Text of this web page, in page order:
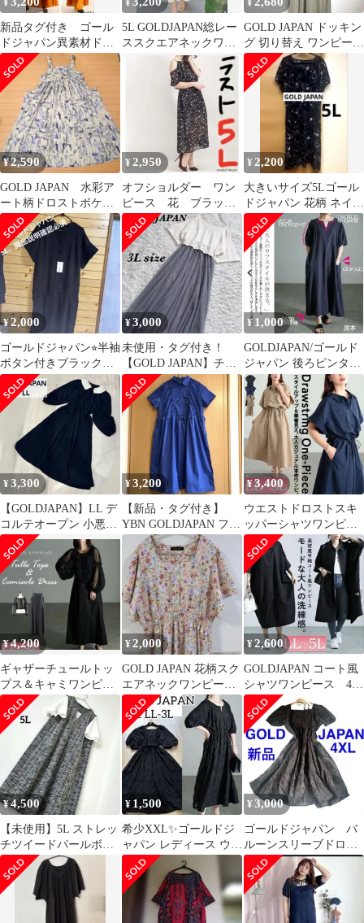
¥
新品タグ付き ゴール
ドジャパン異素材ドッ
キングワンピース
LL〜 3L
¥
5L GOLDJAPAN総レー
ススクエアネックワン
¥
GOLD JAPAN ドッキン
グ 切り替え ワンピー
ス サテン スカート
3L
¥2,590
GOLD JAPAN 水彩ア
ート柄ドロストポケッ
ト肩ギャザージャンパ
ースカート
¥2,950
オフショルダー ワン
ピース 花 ブラッ
ク 大きいサイズ レ
ディース 5L
¥ 2,200
大きいサイズ5Lゴール
ドジャパン 花柄 ネイビ
ー ワンピース ウエスト
ゴム
¥2,000
ゴールドジャパン⭐︎半袖
ボタン付きブラックワ
ンピースマキシ丈、5Ｌ
新品タグ付き
¥3,000
未使用・タグ付き！
【GOLD JAPAN】チュ
ール ドッキング ワ
ンピース 3L
¥ 1,000
GOLDJAPAN/ゴールド
ジャパン 後ろピンタッ
クコットンワンピース
LL
¥3,300
【GOLDJAPAN】LL デ
コルテオープン 小悪魔
ワンピース ネイビー
¥3,200
【新品・タグ付き】
YBN GOLDJAPAN フリ
ルシャツワンピース 大
きい
¥3,400
ウエストドロストスキ
ッパーシャツワンピー
ス ブラック 4L ゴール
ドジャパン
¥4,200
ギャザーチュールトッ
プス＆キャミワンピー
ス2点セット ブラック 4
Ｌ-5Ｌ
¥2,000
GOLD JAPAN 花柄スク
エアネックワンピース
３L
¥2,600
GOLDJAPAN コート風
シャツワンピース 4〜
5L
¥4,500
【未使用】5L ストレッ
チツイードパールボタ
ン付きレイヤード風ワ
ンピース
¥ 1,500
希少XXL✨ゴールドジ
ャパン レディース ウェ
ーブ柄ジャガードドロ
ストワンピース
¥ 3,000
ゴールドジャパン バ
ルーンスリーブドロス
トギャザーロングワン
ピース